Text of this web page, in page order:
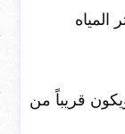
المياه
قريباً من